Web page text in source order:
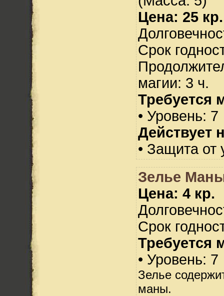
Цена: 25 кр.
Срок
магии: 3 ч.
Требуется
• Уровень: 7
Действует
• Защита от
Зелье
Цена: 4 кр.
Срок
Требуется
• Уровень: 7
Зелье
маны.